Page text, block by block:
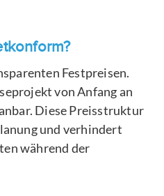
Festpreisen.
von Anfang an
Diese Preisstruktur
und verhindert
während der